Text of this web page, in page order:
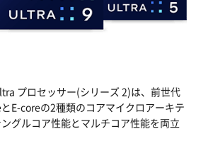
プロセッサー(シリーズ 2)は、前世代
E-coreの2種類のコアマイクロアーキテ
グルコア性能とマルチコア性能を両立